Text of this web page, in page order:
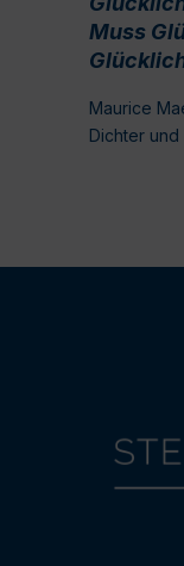
Muss
Maurice
Dichter und